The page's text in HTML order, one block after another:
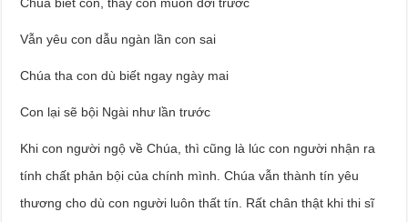
Chúa biết con, thấy con muôn đời trước
Vẫn yêu con dẫu ngàn lần con sai
Chúa tha con dù biết ngay ngày mai
Con lại sẽ bội Ngài như lần trước
Khi con người ngộ về Chúa, thì cũng là lúc con người nhận ra
tính chất phản bội của chính mình. Chúa vẫn thành tín yêu
thương cho dù con người luôn thất tín. Rất chân thật khi thi sĩ